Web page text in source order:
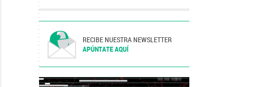
RECIBE NUESTRA NEWSLETTER
APÚNTATE AQUÍ